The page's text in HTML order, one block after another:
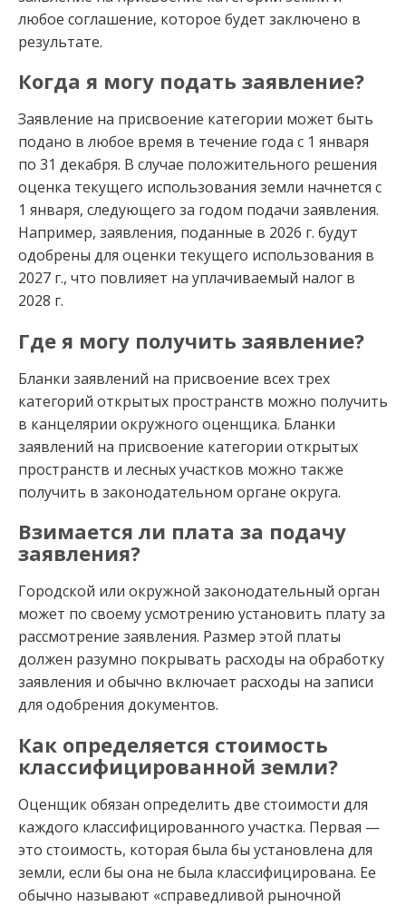
любое соглашение, которое будет заключено в
результате.
Когда я могу подать заявление?
Заявление на присвоение категории может быть
подано в любое время в течение года с 1 января
по 31 декабря. В случае положительного решения
оценка текущего использования земли начнется с
1 января, следующего за годом подачи заявления.
Например, заявления, поданные в 2026 г. будут
одобрены для оценки текущего использования в
2027 г., что повлияет на уплачиваемый налог в
2028 г.
Где я могу получить заявление?
Бланки заявлений на присвоение всех трех
категорий открытых пространств можно получить
в канцелярии окружного оценщика. Бланки
заявлений на присвоение категории открытых
пространств и лесных участков можно также
получить в законодательном органе округа.
Взимается ли плата за подачу
заявления?
Городской или окружной законодательный орган
может по своему усмотрению установить плату за
рассмотрение заявления. Размер этой платы
должен разумно покрывать расходы на обработку
заявления и обычно включает расходы на записи
для одобрения документов.
Как определяется стоимость
классифицированной земли?
Оценщик обязан определить две стоимости для
каждого классифицированного участка. Первая —
это стоимость, которая была бы установлена для
земли, если бы она не была классифицирована. Ее
обычно называют «справедливой рыночной